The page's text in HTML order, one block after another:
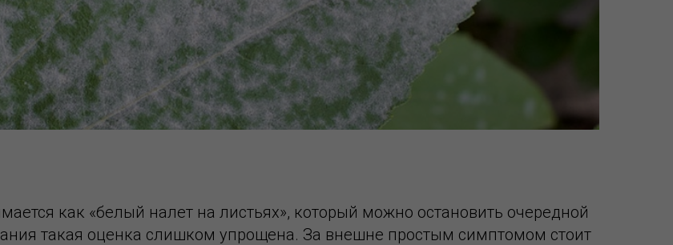
как «белый налет на листьях», который можно остановить очередной
такая оценка слишком упрощена. За внешне простым симптомом стоит